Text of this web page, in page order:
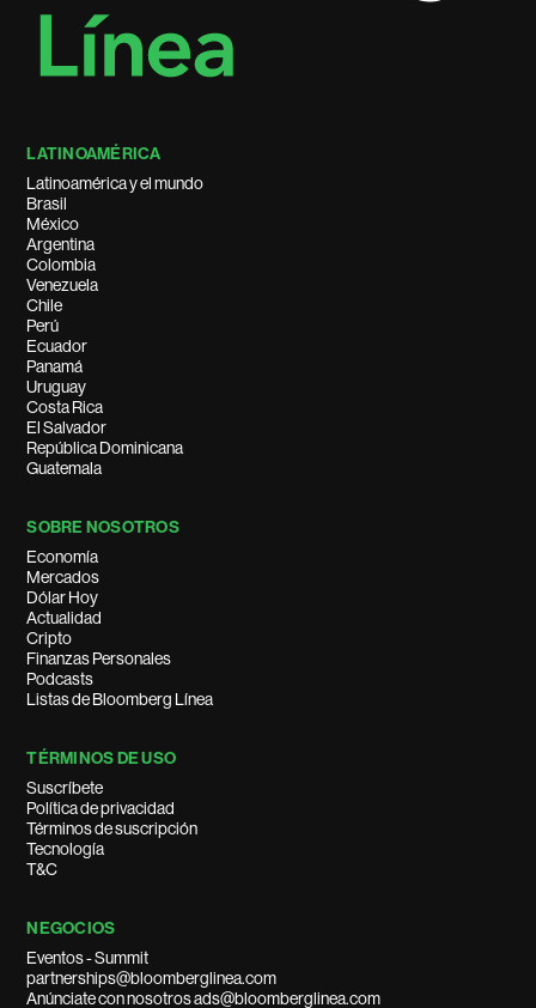
LATINOAMÉRICA
Latinoamérica y el mundo
Brasil
México
Argentina
Colombia
Venezuela
Chile
Perú
Ecuador
Panamá
Uruguay
Costa Rica
El Salvador
República Dominicana
Guatemala
SOBRE NOSOTROS
Economía
Mercados
Dólar Hoy
Actualidad
Cripto
Finanzas Personales
Podcasts
Listas de Bloomberg Línea
TÉRMINOS DE USO
Suscríbete
Política de privacidad
Términos de suscripción
Tecnología
T&C
NEGOCIOS
Eventos - Summit
partnerships@bloomberglinea.com
Anúnciate con nosotros ads@bloomberglinea.com